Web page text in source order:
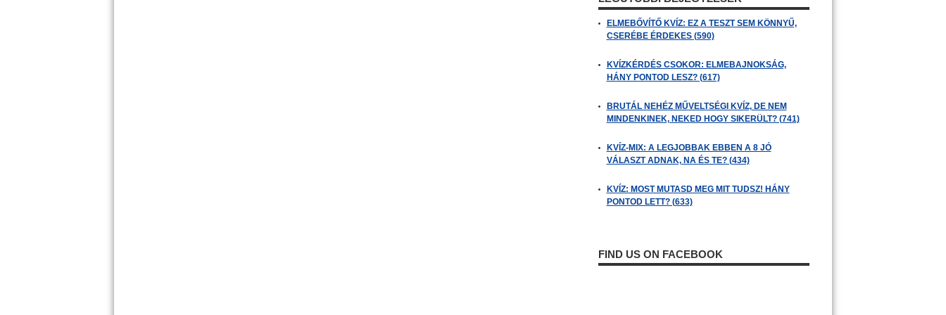
ELMEBŐVÍTŐ KVÍZ: EZ A TESZT SEM KÖNNYŰ,
CSERÉBE ÉRDEKES (590)
KVÍZKÉRDÉS CSOKOR: ELMEBAJNOKSÁG,
HÁNY PONTOD LESZ? (617)
BRUTÁL NEHÉZ MŰVELTSÉGI KVÍZ, DE NEM
MINDENKINEK, NEKED HOGY SIKERÜLT? (741)
KVÍZ-MIX: A LEGJOBBAK EBBEN A 8 JÓ
VÁLASZT ADNAK, NA ÉS TE? (434)
KVÍZ: MOST MUTASD MEG MIT TUDSZ! HÁNY
PONTOD LETT? (633)
FIND US ON FACEBOOK